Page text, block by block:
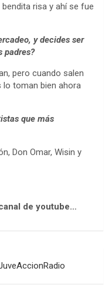
risa y ahí se fue
y decides ser
padres?
pero cuando salen
toman bien ahora
que más
Don Omar, Wisin y
de youtube…